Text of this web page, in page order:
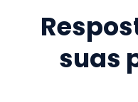
suas